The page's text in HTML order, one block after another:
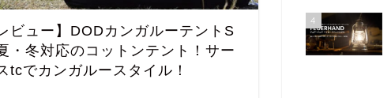
レビュー】DODカンガルーテントS
・冬対応のコットンテント！サー
tcでカンガルースタイル！
4